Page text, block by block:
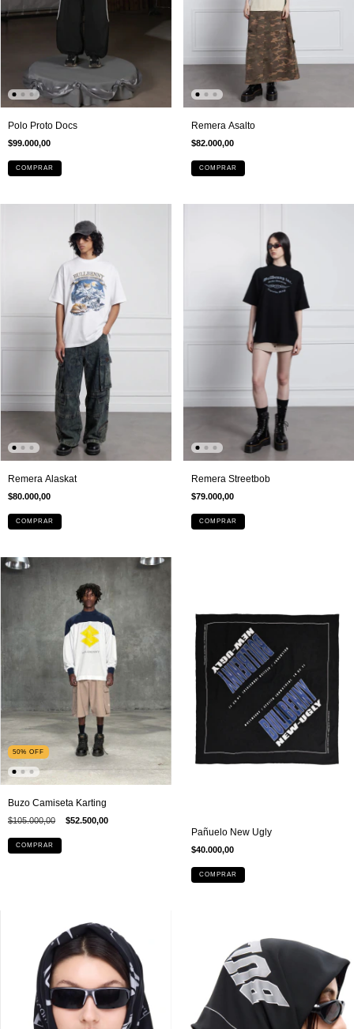
Polo Proto Docs
$99.000,00
COMPRAR
Remera Asalto
$82.000,00
COMPRAR
Remera Alaskat
$80.000,00
COMPRAR
Remera Streetbob
$79.000,00
COMPRAR
50% OFF
Buzo Camiseta Karting
$105.000,00 $52.500,00
COMPRAR
Pañuelo New Ugly
$40.000,00
COMPRAR